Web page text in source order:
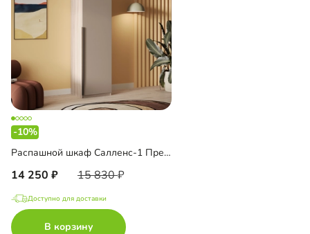
-10%
Распашной шкаф Салленс-1 Премиум
14 250 15 830
Доступно для доставки
В корзину